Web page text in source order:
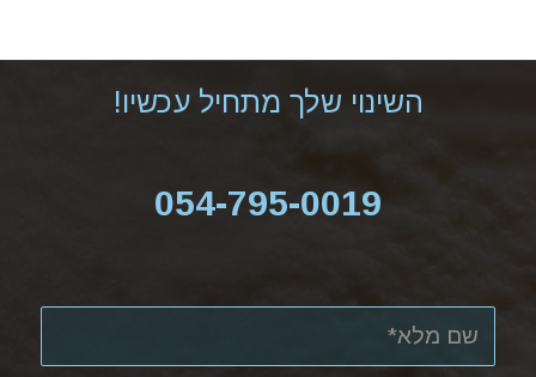
השינוי שלך מתחיל עכשיו!
054-795-0019